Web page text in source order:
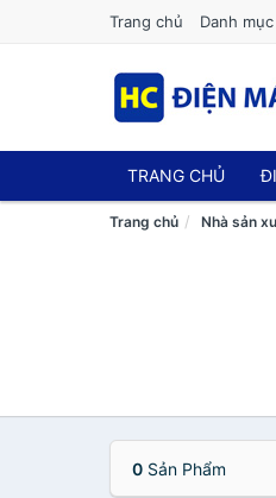
Trang chủ Danh mục
TRANG CHỦ
Trang chủ Nhà sản
0 Sản Phẩm